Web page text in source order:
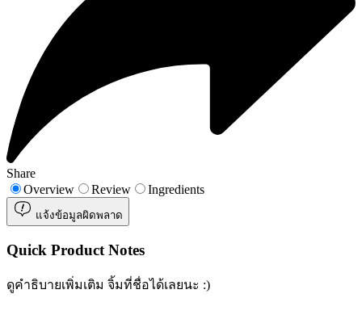
Share
Overview
Review Ingredients
แจ้งข้อมูลผิดพลาด
Quick Product Notes
ดูคำธิบายเพิ่มเติม จิ้มที่ชื่อได้เลยนะ :)